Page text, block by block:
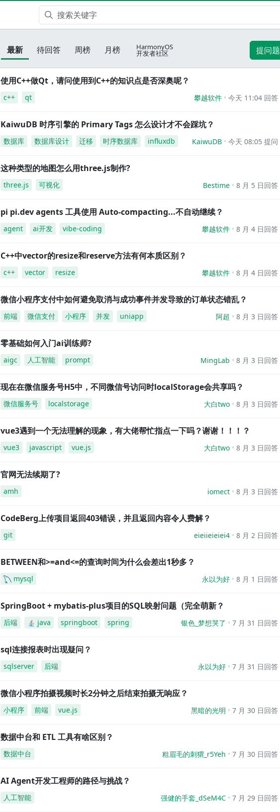
最新 待回答 周榜 月榜 HarmonyOS
开发者社区 提问题
使用C++做Qt，请问使用到C++的知识点是否深奥呢？
c++ qt 攀越软件 今天 11:04 回答
KaiwuDB 时序引擎的 Primary Tags 怎么设计才不会踩坑？
数据库 数据库设计 迁移 时序数据库 influxdb KaiwuDB 今天 08:05 提问
这种类型的地图怎么用three.js制作?
three.js 可视化 Bestime 8 月 5 日回答
pi pi.dev agents 工具使用 Auto-compacting...不自动继续？
agent ai开发 vibe-coding 攀越软件 8 月 4 日回答
C++中vector的resize和reserve方法有何本质区别？
c++ vector resize 攀越软件 8 月 4 日回答
微信小程序支付中如何避免取消与成功事件并发导致的订单状态错乱？
前端 微信支付 小程序 并发 uniapp 阿超 8 月 3 日回答
零基础如何入门ai训练师?
aigc 人工智能 prompt MingLab 8 月 3 日回答
现在在微信服务号H5中，不同微信号访问时localStorage会共享吗？
微信服务号 localstorage 大白two 8 月 3 日回答
vue3遇到一个无法理解的现象，有大佬帮忙指点一下吗？谢谢！！！？
vue3 javascript vue.js 大白two 8 月 3 日回答
官网无法续期了?
amh iomect 8 月 3 日回答
CodeBerg上传项目返回403错误，并且返回内容令人费解？
git eieiieieiei4 8 月 2 日回答
BETWEEN和>=and<=的查询时间为什么会差出1秒多？
mysql 永以为好 8 月 1 日回答
SpringBoot + mybatis-plus项目的SQL映射问题（完全萌新？
后端 java springboot spring 银色_梦想哭了 7 月 31 日回答
sql连接报表时出现疑问？
sqlserver 后端 永以为好 7 月 31 日回答
微信小程序拍摄视频时长2分钟之后结束拍摄无响应？
小程序 前端 vue.js 黑暗的光明 7 月 30 日回答
数据中台和 ETL 工具有啥区别？
数据中台 粗眉毛的刺猬_r5Yeh 7 月 30 日回答
AI Agent开发工程师的路径与挑战？
人工智能 强健的手套_dSeM4C 7 月 29 日回答